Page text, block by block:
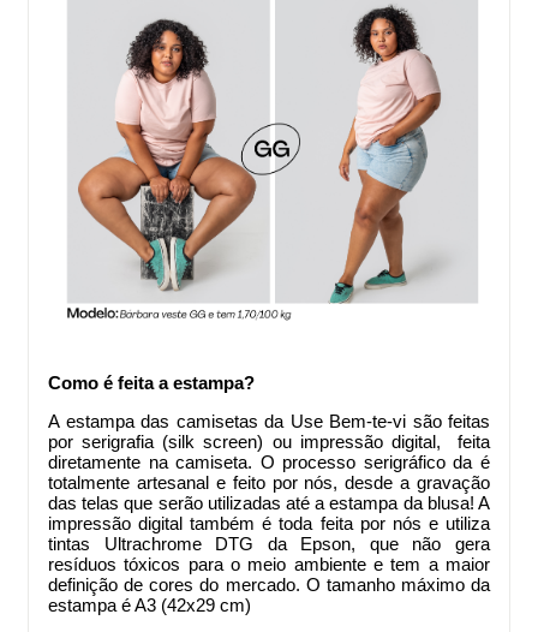
Como é feita a estampa?
A estampa das camisetas da Use Bem-te-vi são feitas
por serigrafia (silk screen) ou impressão digital, feita
diretamente na camiseta. O processo serigráfico da é
totalmente artesanal e feito por nós, desde a gravação
das telas que serão utilizadas até a estampa da blusa! A
impressão digital também é toda feita por nós e utiliza
tintas Ultrachrome DTG da Epson, que não gera
resíduos tóxicos para o meio ambiente e tem a maior
definição de cores do mercado. O tamanho máximo da
estampa é A3 (42x29 cm)